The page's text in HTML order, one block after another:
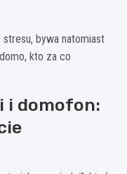
stresu, bywa natomiast
kto za co
i domofon: